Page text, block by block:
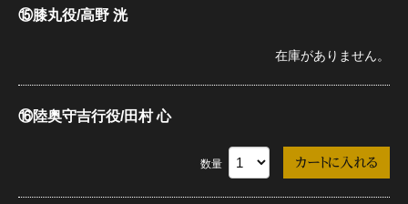
⑮膝丸役/高野 洸
在庫がありません。
⑯陸奥守吉行役/田村 心
数量